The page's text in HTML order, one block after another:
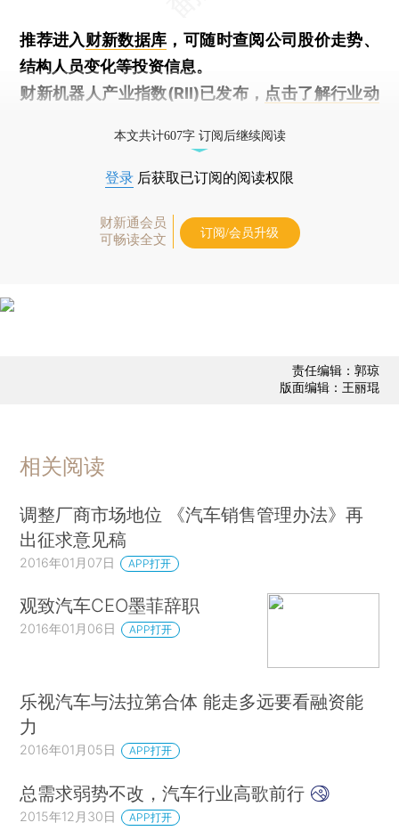
推荐进入财新数据库 ，可随时查阅公司股价走势、
结构人员变化等投资信息。
财新机器人产业指数(RII)已发布， 点击了解行业动
本文共计607字 订阅后继续阅读
登录 后获取已订阅的阅读权限
财新通会员
可畅读全文
订阅/会员升级
责任编辑：郭琼
版面编辑：王丽琨
相关阅读
调整厂商市场地位 《汽车销售管理办法》再
出征求意见稿
2016年01月07日 APP打开
观致汽车CEO墨菲辞职
2016年01月06日 APP打开
乐视汽车与法拉第合体 能走多远要看融资能
力
2016年01月05日 APP打开
总需求弱势不改，汽车行业高歌前行
2015年12月30日 APP打开